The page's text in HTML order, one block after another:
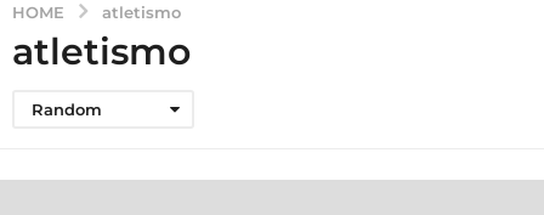
HOME atletismo
atletismo
Random